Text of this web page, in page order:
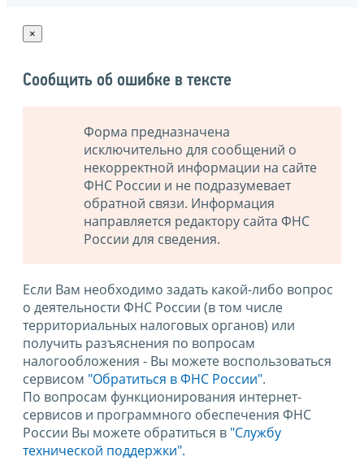
×
Сообщить об ошибке в тексте
Форма предназначена
исключительно для сообщений о
некорректной информации на сайте
ФНС России и не подразумевает
обратной связи. Информация
направляется редактору сайта ФНС
России для сведения.
Если Вам необходимо задать какой-либо вопрос
о деятельности ФНС России (в том числе
территориальных налоговых органов) или
получить разъяснения по вопросам
налогообложения - Вы можете воспользоваться
сервисом "Обратиться в ФНС России".
По вопросам функционирования интернет-
сервисов и программного обеспечения ФНС
России Вы можете обратиться в "Службу
технической поддержки".